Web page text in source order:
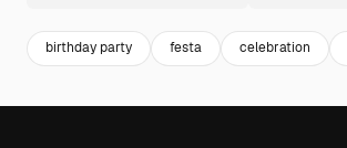
birthday party festa celebration